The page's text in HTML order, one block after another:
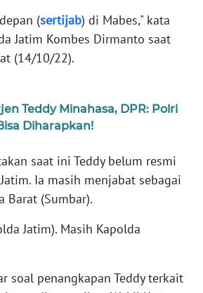
(sertijab) di Mabes," kata
Jatim Kombes Dirmanto saat
(14/10/22).
Teddy Minahasa, DPR: Polri
Diharapkan!
saat ini Teddy belum resmi
Ia masih menjabat sebagai
Barat (Sumbar).
Jatim). Masih Kapolda
soal penangkapan Teddy terkait